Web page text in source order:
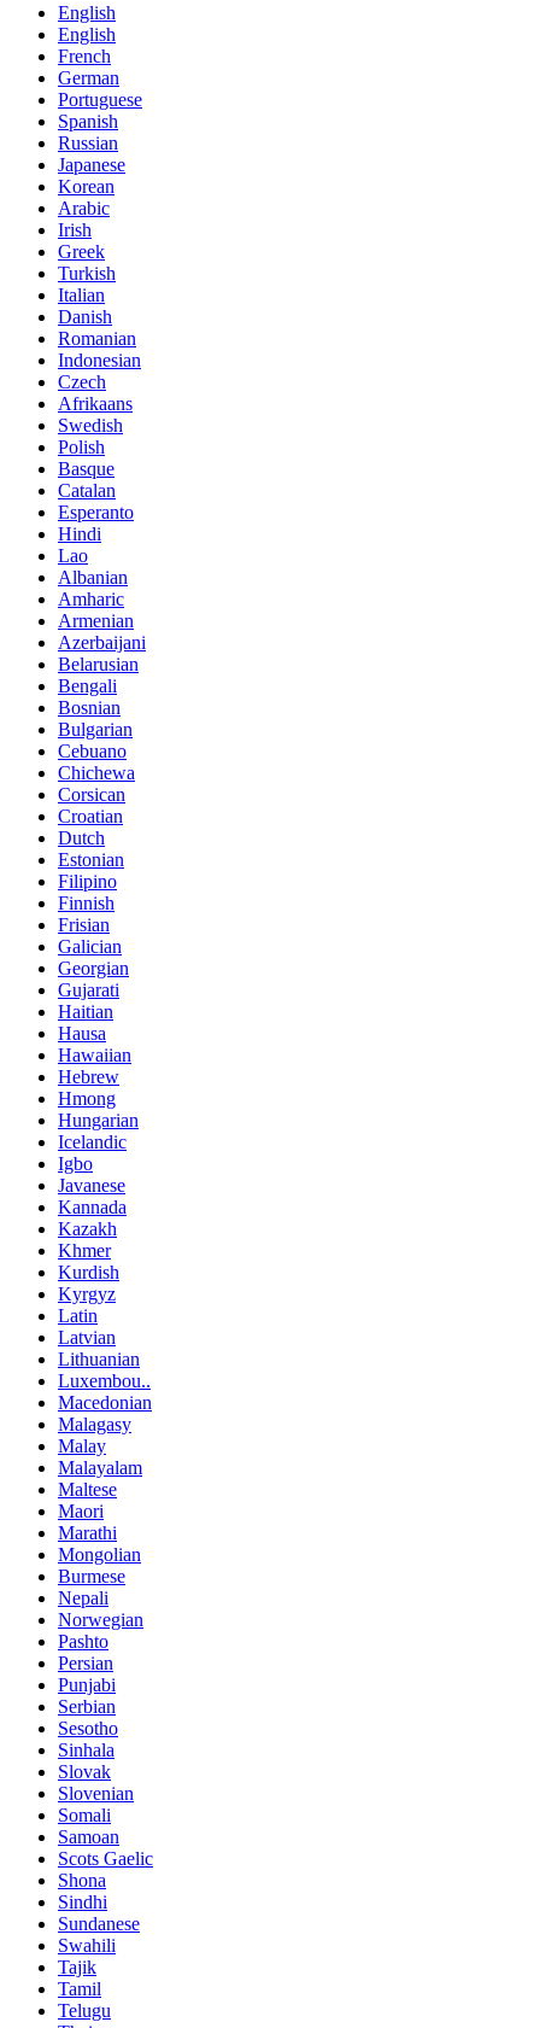
English
English
French
German
Portuguese
Spanish
Russian
Japanese
Korean
Arabic
Irish
Greek
Turkish
Italian
Danish
Romanian
Indonesian
Czech
Afrikaans
Swedish
Polish
Basque
Catalan
Esperanto
Hindi
Lao
Albanian
Amharic
Armenian
Azerbaijani
Belarusian
Bengali
Bosnian
Bulgarian
Cebuano
Chichewa
Corsican
Croatian
Dutch
Estonian
Filipino
Finnish
Frisian
Galician
Georgian
Gujarati
Haitian
Hausa
Hawaiian
Hebrew
Hmong
Hungarian
Icelandic
Igbo
Javanese
Kannada
Kazakh
Khmer
Kurdish
Kyrgyz
Latin
Latvian
Lithuanian
Luxembou..
Macedonian
Malagasy
Malay
Malayalam
Maltese
Maori
Marathi
Mongolian
Burmese
Nepali
Norwegian
Pashto
Persian
Punjabi
Serbian
Sesotho
Sinhala
Slovak
Slovenian
Somali
Samoan
Scots Gaelic
Shona
Sindhi
Sundanese
Swahili
Tajik
Tamil
Telugu